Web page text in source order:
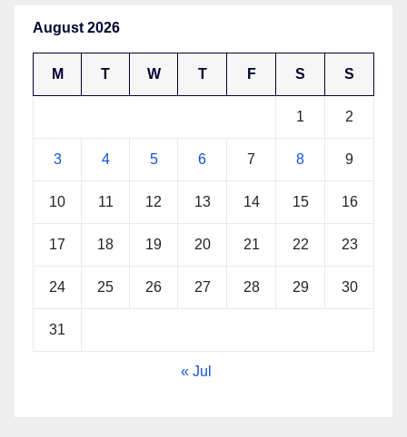
August 2026
M T W T F S S
1 2
3 4 5 6 7 8 9
10 11 12 13 14 15 16
17 18 19 20 21 22 23
24 25 26 27 28 29 30
31
« Jul